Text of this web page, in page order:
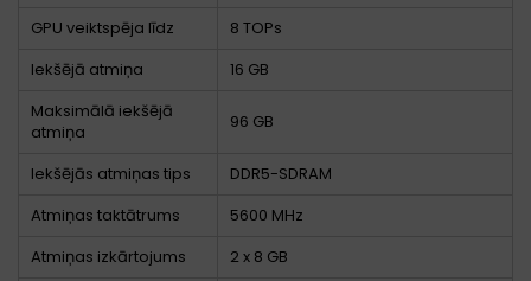
GPU veiktspēja līdz
8 TOPs
Iekšējā atmiņa
16 GB
Maksimālā iekšējā
atmiņa
96 GB
Iekšējās atmiņas tips
DDR5-SDRAM
Atmiņas taktātrums
5600 MHz
Atmiņas izkārtojums
2 x 8 GB